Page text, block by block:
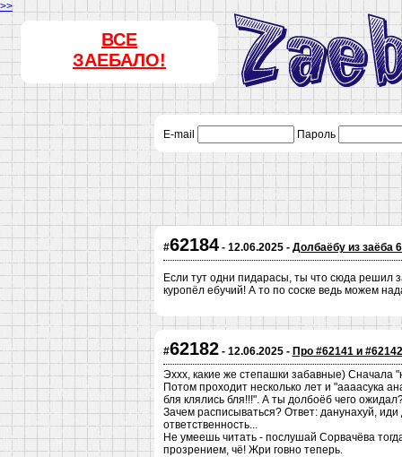
>>
ВСЕ
ЗАЕБАЛО!
E-mail Пароль
#62184- 12.06.2025 - Долбаёбу из заёба
Если тут одни пидарасы, ты что сюда решил
куропёл ебучий! А то по соске ведь можем
#62182- 12.06.2025 - Про #62141 и
Эххх, какие же степашки забавные)
Потом проходит несколько лет и "аааасука
бля клялись бля!!!". А ты долбоёб чего
Зачем расписываться? Ответ: данунахуй,
ответственность...
Не умеешь читать - послушай Сорвачёва
прозрением, чё! Жри говно теперь.